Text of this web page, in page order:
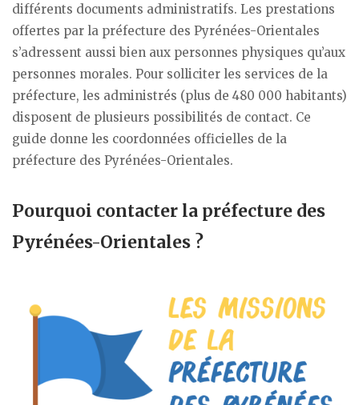
différents documents administratifs. Les prestations
offertes par la préfecture des Pyrénées-Orientales
s’adressent aussi bien aux personnes physiques qu’aux
personnes morales. Pour solliciter les services de la
préfecture, les administrés (plus de 480 000 habitants)
disposent de plusieurs possibilités de contact. Ce
guide donne les coordonnées officielles de la
préfecture des Pyrénées-Orientales.
Pourquoi contacter la préfecture des
Pyrénées-Orientales ?